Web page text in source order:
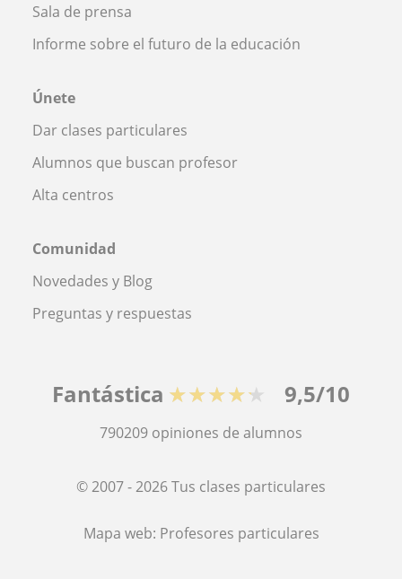
Sala de prensa
Informe sobre el futuro de la educación
Únete
Dar clases particulares
Alumnos que buscan profesor
Alta centros
Comunidad
Novedades y Blog
Preguntas y respuestas
Fantástica ★★★★★ 9,5/10
790209 opiniones de alumnos
© 2007 - 2026 Tus clases particulares
Mapa web: Profesores particulares